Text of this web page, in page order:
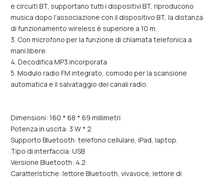
e circuiti BT, supportano tutti i dispositivi BT, riproducono
musica dopo l'associazione con il dispositivo BT, la distanza
di funzionamento wireless è superiore a 10 m.
3. Con microfono per la funzione di chiamata telefonica a
mani libere.
4. Decodifica MP3 incorporata
5. Modulo radio FM integrato, comodo per la scansione
automatica e il salvataggio dei canali radio.
Dimensioni: 160 * 68 * 69 millimetri
Potenza in uscita: 3 W * 2
Supporto Bluetooth: telefono cellulare, iPad, laptop.
Tipo di interfaccia: USB
Versione Bluetooth: 4.2
Caratteristiche: lettore Bluetooth, vivavoce, lettore di